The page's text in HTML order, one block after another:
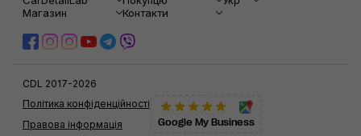
Магазин
Контакти
CDL 2017-2026
Правова інформація
Політика конфіденційності
Google My Business